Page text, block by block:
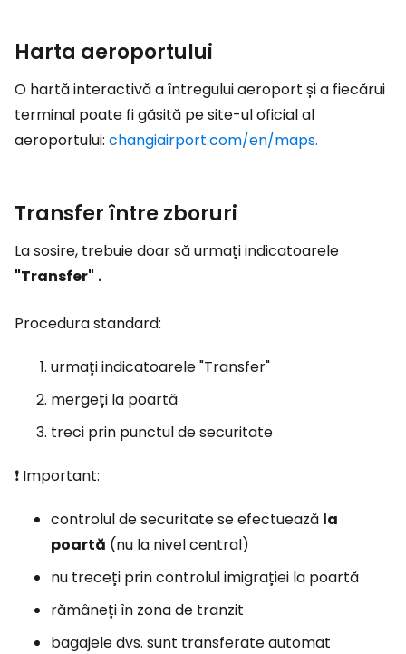
Harta aeroportului
O hartă interactivă a întregului aeroport și a fiecărui
terminal poate fi găsită pe site-ul oficial al
aeroportului: changiairport.com/en/maps.
Transfer între zboruri
La sosire, trebuie doar să urmați indicatoarele
"Transfer" .
Procedura standard:
urmați indicatoarele "Transfer"
mergeți la poartă
treci prin punctul de securitate
❗ Important:
controlul de securitate se efectuează la
poartă (nu la nivel central)
nu treceți prin controlul imigrației la poartă
rămâneți în zona de tranzit
bagajele dvs. sunt transferate automat